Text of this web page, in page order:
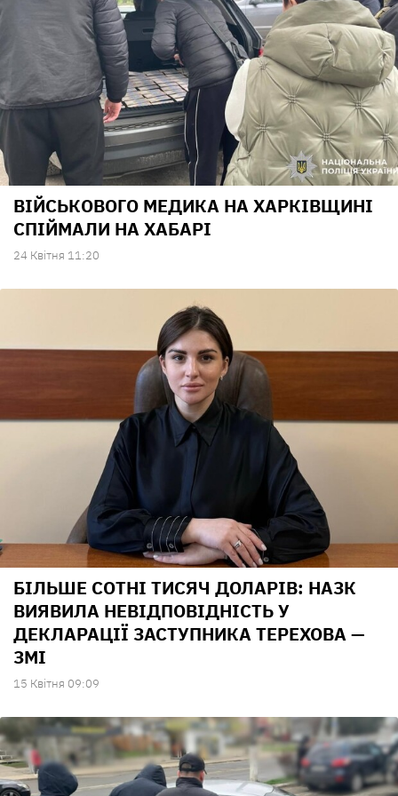
ВІЙСЬКОВОГО МЕДИКА НА ХАРКІВЩИНІ
СПІЙМАЛИ НА ХАБАРІ
24 Квiтня 11:20
БІЛЬШЕ СОТНІ ТИСЯЧ ДОЛАРІВ: НАЗК
ВИЯВИЛА НЕВІДПОВІДНІСТЬ У
ДЕКЛАРАЦІЇ ЗАСТУПНИКА ТЕРЕХОВА —
ЗМІ
15 Квiтня 09:09